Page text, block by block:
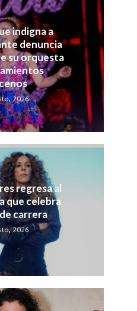
indigna a
denuncia
su orquesta
2026
regresa al
que celebra
carrera
2026